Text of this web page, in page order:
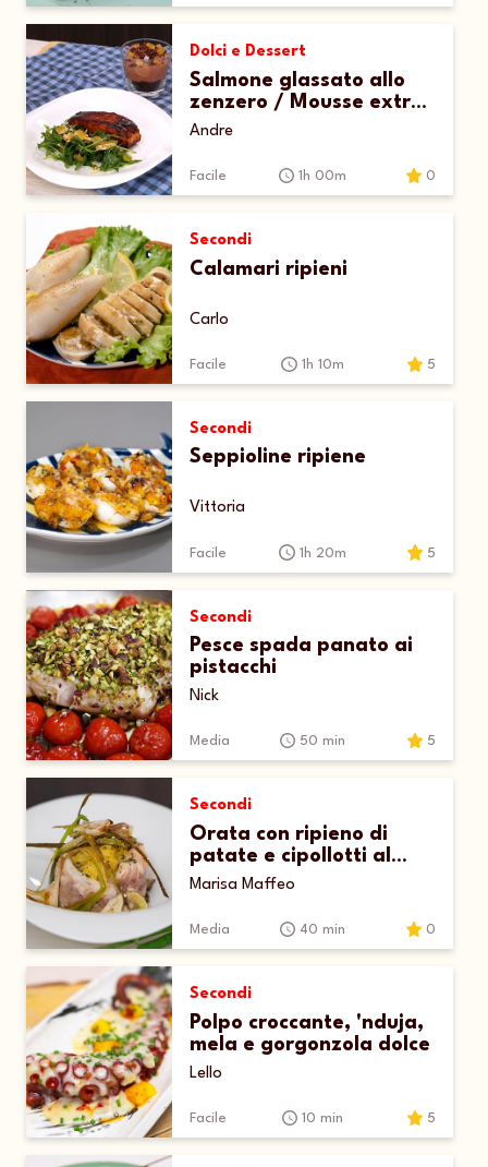
Dolci e Dessert
Salmone glassato allo
zenzero / Mousse extra
dark cioccolato e
Andre
Facile 1h 00m 0
Secondi
Calamari ripieni
Carlo
Facile 1h 10m 5
Secondi
Seppioline ripiene
Vittoria
Facile 1h 20m 5
Secondi
Pesce spada panato ai
pistacchi
Nick
Media 50 min 5
Secondi
Orata con ripieno di
patate e cipollotti al
forno
Marisa Maffeo
Media 40 min 0
Secondi
Polpo croccante, 'nduja,
mela e gorgonzola dolce
Lello
Facile 10 min 5